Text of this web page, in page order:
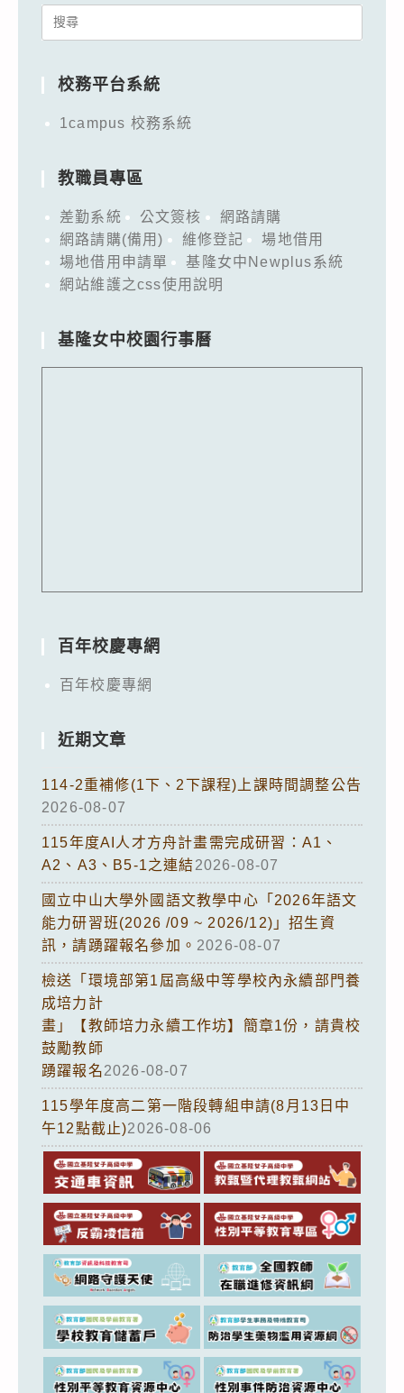
Search
校務平台系統
1campus 校務系統
教職員專區
差勤系統 公文簽核
網路請購
網路請購(備用)
維修登記
場地借用
場地借用申請單
基隆女中Newplus系統
網站維護之css使用說明
基隆女中校園行事曆
百年校慶專網
百年校慶專網
近期文章
114-2重補修(1下、2下課程)上課時間調整公告
2026-08-07
115年度AI人才方舟計畫需完成研習：A1、
A2、A3、B5-1之連結2026-08-07
國立中山大學外國語文教學中心「2026年語文
能力研習班(2026 /09 ~ 2026/12)」招生資
訊，請踴躍報名參加。 2026-08-07
檢送「環境部第1屆高級中等學校內永續部門養
成培力計
畫」【教師培力永續工作坊】簡章1份，請貴校
鼓勵教師
踴躍報名2026-08-07
115學年度高二第一階段轉組申請(8月13日中
午12點截止)2026-08-06